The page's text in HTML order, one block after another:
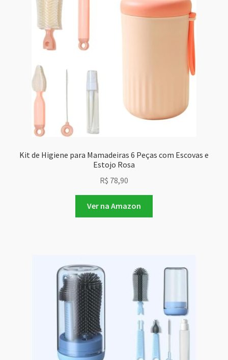
Kit de Higiene para Mamadeiras 6 Peças com Escovas e
Estojo Rosa
R$ 78,90
Ver na Amazon